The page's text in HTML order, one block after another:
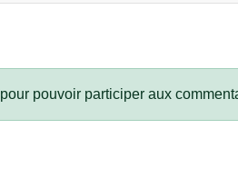
pour pouvoir participer aux